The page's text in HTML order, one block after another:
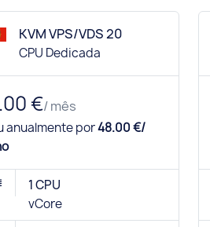
KVM VPS/VDS 20
CPU Dedicada
€/ mês
anualmente por48.00 €/
1 CPU
vCore